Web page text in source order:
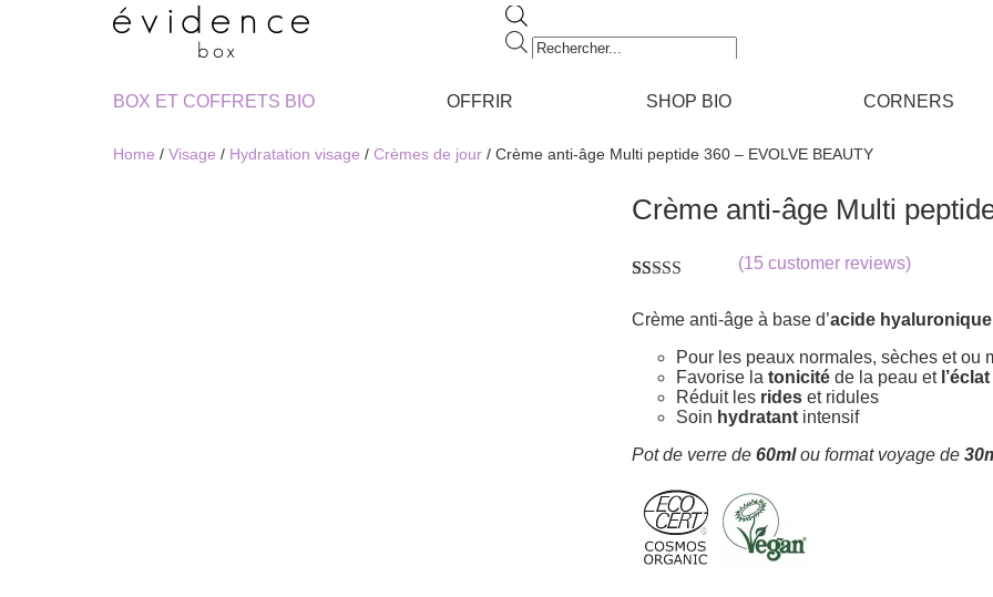
Recherche
de
BOX ET COFFRETS BIO
OFFRIR SHOP BIO CORNERS
Home / Visage / Hydratation visage / Crèmes de jour / Crème anti-âge Multi peptide 360 – EVOLVE BEAUTY
Crème anti-âge Multi
out of 5
based on
customer
ratings
(15 customer reviews)
Crème anti-âge à base d’acide hyaluronique
Pour les peaux normales, sèches et ou
Favorise la tonicité de la peau et
Réduit les rides et ridules
Soin hydratant intensif
Pot de verre de 60mlou format voyage de